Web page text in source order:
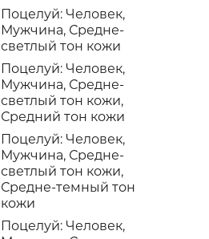
Поцелуй: Человек,
Мужчина, Средне-
светлый тон кожи
Поцелуй: Человек,
Мужчина, Средне-
светлый тон кожи,
Средний тон кожи
Поцелуй: Человек,
Мужчина, Средне-
светлый тон кожи,
Средне-темный тон
кожи
Поцелуй: Человек,